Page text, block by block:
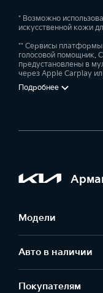
* Возможно
искусственной кожи
** Сервисы платформы
голосовой помощник.
предустановлены в
через Apple Carplay
Подробнее
Модели
Авто в наличии
Покупателям